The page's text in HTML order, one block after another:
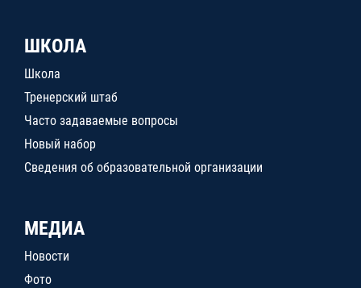
ШКОЛА
Школа
Тренерский штаб
Часто задаваемые вопросы
Новый набор
Сведения об образовательной организации
МЕДИА
Новости
Фото